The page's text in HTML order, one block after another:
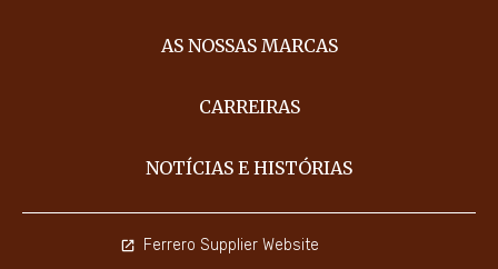
AS NOSSAS MARCAS
CARREIRAS
NOTÍCIAS E HISTÓRIAS
Ferrero Supplier Website